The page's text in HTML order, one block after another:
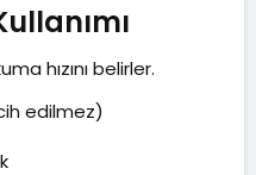
hızını belirler.
edilmez)